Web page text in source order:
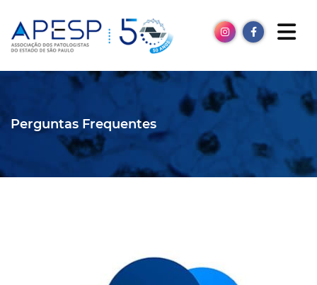
Perguntas Frequentes